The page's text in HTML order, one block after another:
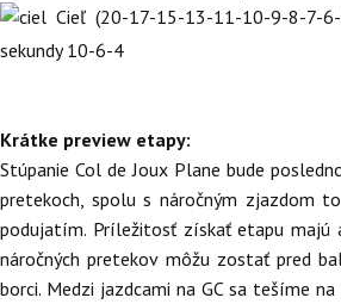
Cieľ (20-17-15-13-11-10-9-8-7-
sekundy 10-6-4
Krátke preview etapy:
Stúpanie Col de Joux Plane bude
pretekoch, spolu s náročným zjazdom
podujatím. Príležitosť získať etapu majú
náročných pretekov môžu zostať pred
borci. Medzi jazdcami na GC sa tešíme